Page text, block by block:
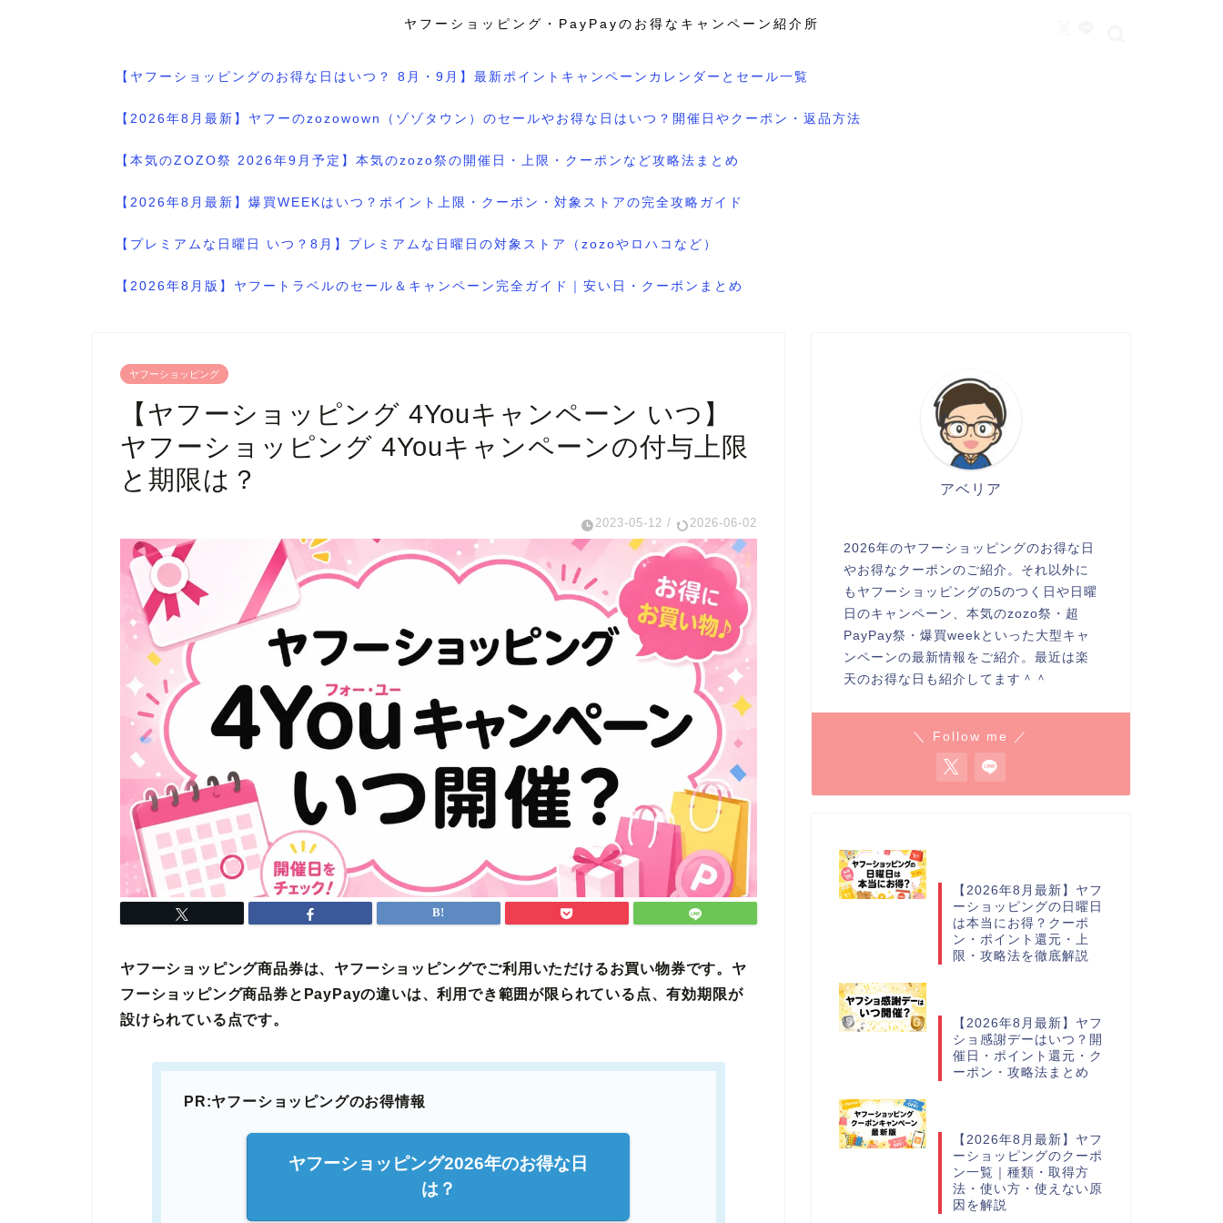
ヤフーショッピング・PayPayのお得なキャンペーン紹介所
【ヤフーショッピングのお得な日はいつ？ 8月・9月】最新ポイントキャンペーンカレンダーとセール一覧
【2026年8月最新】ヤフーのzozowown（ゾゾタウン）のセールやお得な日はいつ？開催日やクーポン・返品方法
【本気のZOZO祭 2026年9月予定】本気のzozo祭の開催日・上限・クーポンなど攻略法まとめ
【2026年8月最新】爆買WEEKはいつ？ポイント上限・クーポン・対象ストアの完全攻略ガイド
【プレミアムな日曜日 いつ？8月】プレミアムな日曜日の対象ストア（zozoやロハコなど）
【2026年8月版】ヤフートラベルのセール＆キャンペーン完全ガイド｜安い日・クーポンまとめ
ヤフーショッピング
【ヤフーショッピング 4Youキャンペーン いつ】
ヤフーショッピング 4Youキャンペーンの付与上限
と期限は？
2023-05-12 / 2026-06-02
ヤフーショッピング商品券は、ヤフーショッピングでご利用いただけるお買い物券です。ヤ
フーショッピング商品券とPayPayの違いは、利用でき範囲が限られている点、有効期限が
設けられている点です。
PR:ヤフーショッピングのお得情報
ヤフーショッピング2026年のお得な日
は？
アベリア
2026年のヤフーショッピングのお得な日
やお得なクーポンのご紹介。それ以外に
もヤフーショッピングの5のつく日や日曜
日のキャンペーン、本気のzozo祭・超
PayPay祭・爆買weekといった大型キャ
ンペーンの最新情報をご紹介。最近は楽
天のお得な日も紹介してます＾＾
＼ Follow me ／
【2026年8月最新】ヤフ
ーショッピングの日曜日
は本当にお得？クーポ
ン・ポイント還元・上
限・攻略法を徹底解説
【2026年8月最新】ヤフ
ショ感謝デーはいつ？開
催日・ポイント還元・ク
ーポン・攻略法まとめ
【2026年8月最新】ヤフ
ーショッピングのクーポ
ン一覧｜種類・取得方
法・使い方・使えない原
因を解説